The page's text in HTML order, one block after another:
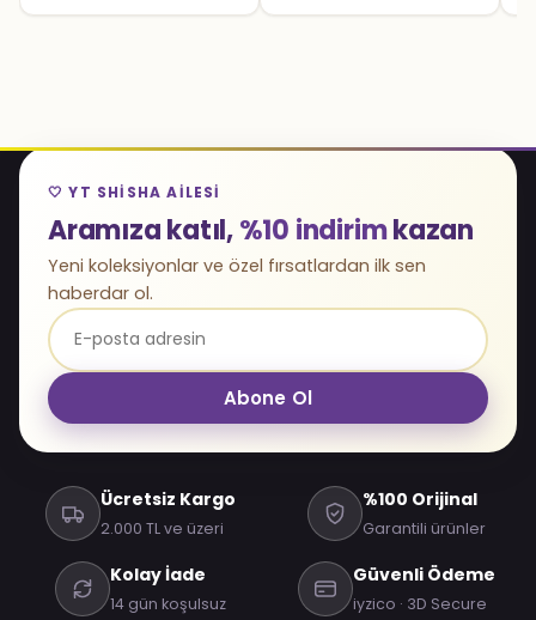
🤍 YT SHISHA AILESI
Aramıza katıl,%10 indirimkazan
Yeni koleksiyonlar ve özel fırsatlardan ilk sen
haberdar ol.
Abone Ol
Ücretsiz Kargo
2.000 TL ve üzeri
%100 Orijinal
Garantili ürünler
Kolay İade
14 gün koşulsuz
Güvenli Ödeme
iyzico · 3D Secure